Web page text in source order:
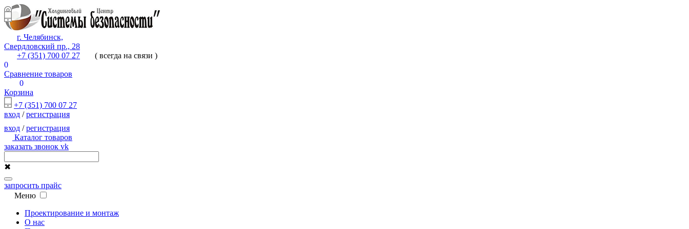
г. Челябинск,
Свердловский пр., 28
+7 (351) 700 07 27
( всегда на связи )
0
Сравнение товаров
0
Корзина
+7 (351) 700 07 27
вход /регистрация
вход /регистрация
Каталог товаров
заказать звонок vk
✖
запросить прайс
Меню
Проектирование и монтаж
О нас